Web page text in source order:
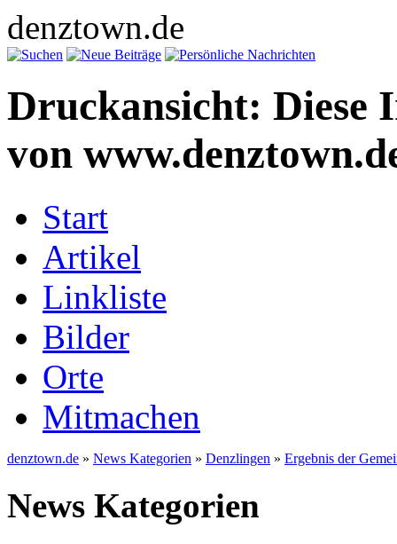
denztown.de
Druckansicht: Diese
von
Start
Artikel
Linkliste
Bilder
Orte
Mitmachen
denztown.de » News Kategorien » Denzlingen » Ergebnis der
News Kategorien